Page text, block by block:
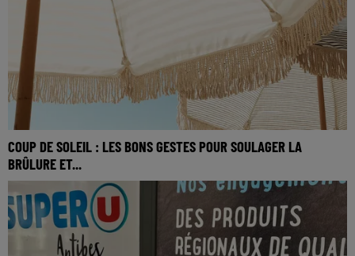
COUP DE SOLEIL : LES BONS GESTES POUR SOULAGER LA
BRÛLURE ET...